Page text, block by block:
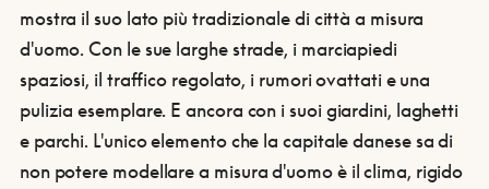
mostra il suo lato più tradizionale di città a misura
d'uomo. Con le sue larghe strade, i marciapiedi
spaziosi, il traffico regolato, i rumori ovattati e una
pulizia esemplare. E ancora con i suoi giardini, laghetti
e parchi. L'unico elemento che la capitale danese sa di
non potere modellare a misura d'uomo è il clima, rigido